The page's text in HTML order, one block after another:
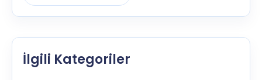
İlgili Kategoriler